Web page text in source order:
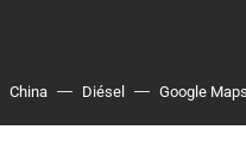
China Diésel Google Maps